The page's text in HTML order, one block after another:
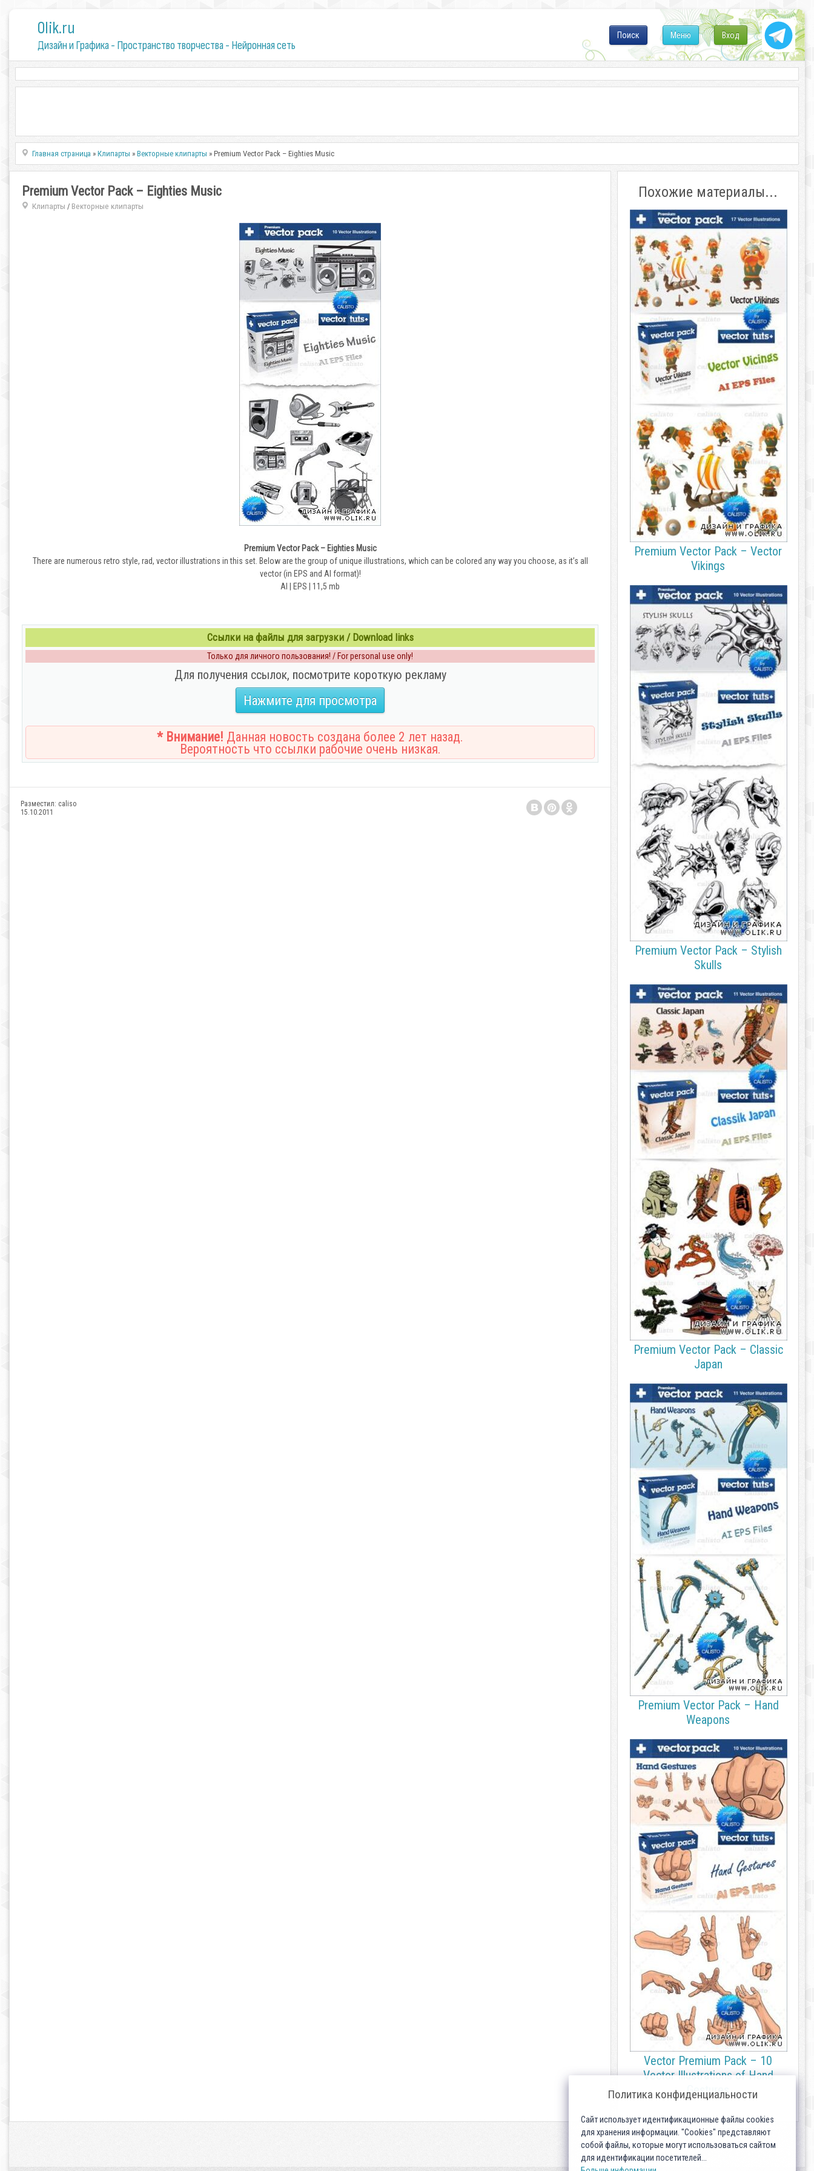
0lik.ru
Дизайн и Графика - Пространство творчества - Нейронная сеть
Вход
Меню
Поиск
Главная страница »Клипарты »Векторные клипарты » Premium Vector Pack – Eighties Music
Premium Vector Pack – Eighties Music
Клипарты / Векторные клипарты
Premium Vector Pack – Eighties Music
There are numerous retro style, rad, vector illustrations in this set. Below are the group of unique illustrations, which can be colored any way you choose, as it’s all
vector (in EPS and AI format)!
AI | EPS | 11,5 mb
Ссылки на файлы для загрузки / Download links
Только для личного пользования! / For personal use only!
Для получения ссылок, посмотрите короткую рекламу
Нажмите для просмотра
* Внимание! Данная новость создана более 2 лет назад.
Вероятность что ссылки рабочие очень низкая.
Разместил: caliso
15.10.2011
Похожие материалы...
Premium Vector Pack – Vector
Vikings
Premium Vector Pack – Stylish
Skulls
Premium Vector Pack – Classic
Japan
Premium Vector Pack – Hand
Weapons
Vector Premium Pack – 10
Vector Illustrations of Hand
Gestures
Политика конфиденциальности
Сайт использует идентификационные файлы cookies
для хранения информации. "Cookies" представляют
собой файлы, которые могут использоваться сайтом
для идентификации посетителей...